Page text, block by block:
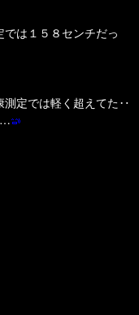
は１５８センチだっ
測定では軽く超えてた‥
…